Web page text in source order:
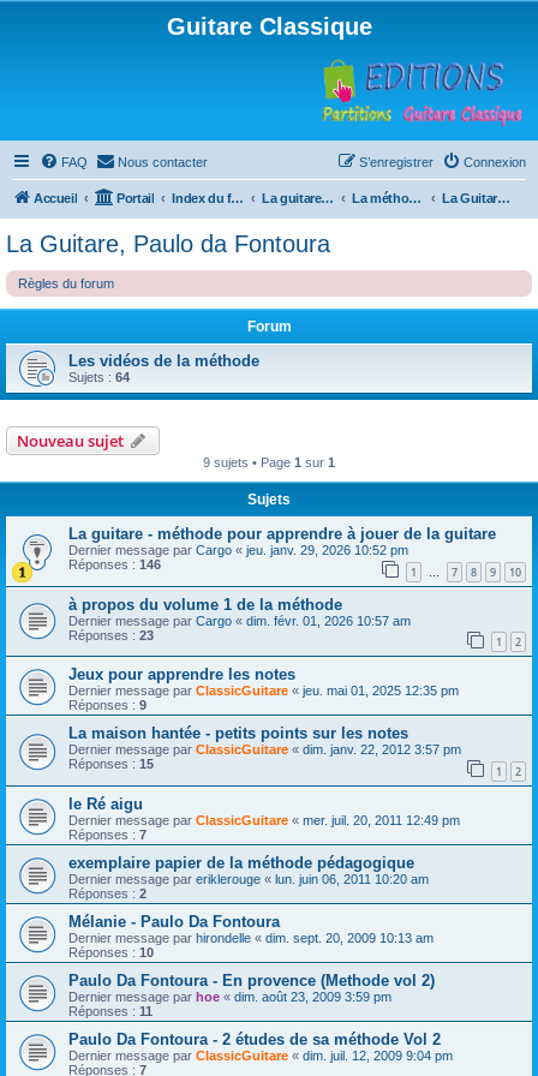
Guitare Classique
FAQ Nous contacter Connexion
S’enregistrer
Accueil Portail Index du forum La guitare : instrument, cours et théorie La méthode à Paulo La Guitare, Paulo da Fontoura
La Guitare, Paulo da Fontoura
Règles du forum
Forum
Les vidéos de la méthode
Sujets : 64
Nouveau sujet
9 sujets • Page 1 sur 1
Sujets
La guitare - méthode pour apprendre à jouer de la guitare
Dernier message par Cargo « jeu. janv. 29, 2026 10:52 pm
Réponses : 146 1 … 7 8 9 10
à propos du volume 1 de la méthode
Dernier message par Cargo « dim. févr. 01, 2026 10:57 am
Réponses : 23 1 2
Jeux pour apprendre les notes
Dernier message par ClassicGuitare « jeu. mai 01, 2025 12:35 pm
Réponses : 9
La maison hantée - petits points sur les notes
Dernier message par ClassicGuitare « dim. janv. 22, 2012 3:57 pm
Réponses : 15 1 2
le Ré aigu
Dernier message par ClassicGuitare « mer. juil. 20, 2011 12:49 pm
Réponses : 7
exemplaire papier de la méthode pédagogique
Dernier message par eriklerouge « lun. juin 06, 2011 10:20 am
Réponses : 2
Mélanie - Paulo Da Fontoura
Dernier message par hirondelle « dim. sept. 20, 2009 10:13 am
Réponses : 10
Paulo Da Fontoura - En provence (Methode vol 2)
Dernier message par hoe « dim. août 23, 2009 3:59 pm
Réponses : 11
Paulo Da Fontoura - 2 études de sa méthode Vol 2
Dernier message par ClassicGuitare « dim. juil. 12, 2009 9:04 pm
Réponses : 7